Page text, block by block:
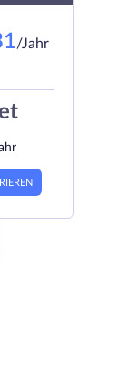
/Jahr